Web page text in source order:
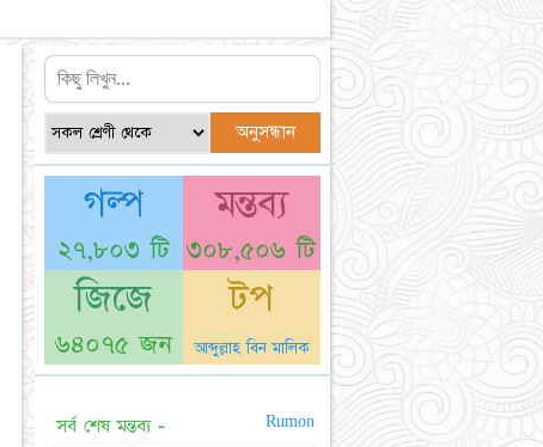
গল্প
২৭,৮০৩ টি
মন্তব্য
৩০৮,৫০৬ টি
জিজে
৬৪০৭৫ জন
টপ
আব্দুল্লাহ বিন মালিক
সর্ব শেষ মন্তব্য - Rumon